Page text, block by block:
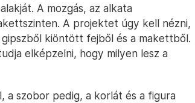
A mozgás, az alkata
A projektet úgy kell nézni,
kiöntött fejből és a makettből.
elképzelni, hogy milyen lesz a
a szobor pedig, a korlát és a figura